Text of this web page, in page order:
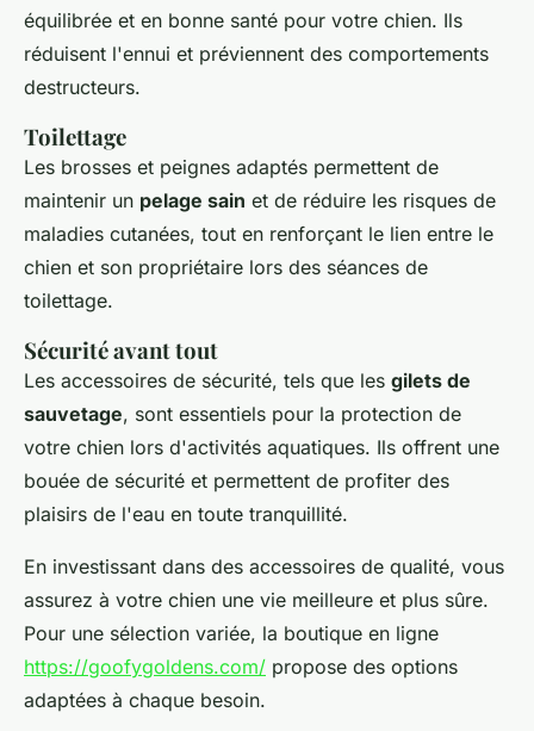
équilibrée et en bonne santé pour votre chien. Ils
réduisent l'ennui et préviennent des comportements
destructeurs.
Toilettage
Les brosses et peignes adaptés permettent de
maintenir un pelage sain et de réduire les risques de
maladies cutanées, tout en renforçant le lien entre le
chien et son propriétaire lors des séances de
toilettage.
Sécurité avant tout
Les accessoires de sécurité, tels que les gilets de
sauvetage, sont essentiels pour la protection de
votre chien lors d'activités aquatiques. Ils offrent une
bouée de sécurité et permettent de profiter des
plaisirs de l'eau en toute tranquillité.
En investissant dans des accessoires de qualité, vous
assurez à votre chien une vie meilleure et plus sûre.
Pour une sélection variée, la boutique en ligne
https://goofygoldens.com/ propose des options
adaptées à chaque besoin.